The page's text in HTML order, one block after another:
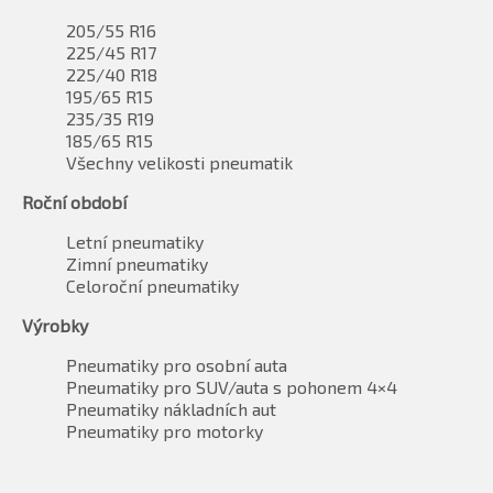
205/55 R16
225/45 R17
225/40 R18
195/65 R15
235/35 R19
185/65 R15
Všechny velikosti pneumatik
Roční období
Letní pneumatiky
Zimní pneumatiky
Celoroční pneumatiky
Výrobky
Pneumatiky pro osobní auta
Pneumatiky pro SUV/auta s pohonem 4×4
Pneumatiky nákladních aut
Pneumatiky pro motorky